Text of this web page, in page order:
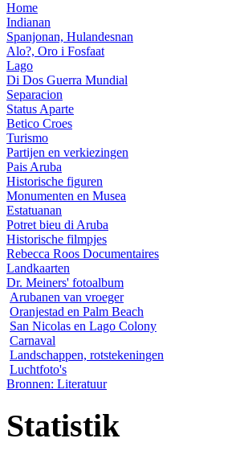
Home
Indianan
Spanjonan, Hulandesnan
Alo?, Oro i Fosfaat
Lago
Di Dos Guerra Mundial
Separacion
Status Aparte
Betico Croes
Turismo
Partijen en verkiezingen
Pais Aruba
Historische figuren
Monumenten en Musea
Estatuanan
Potret bieu di Aruba
Historische filmpjes
Rebecca Roos Documentaires
Landkaarten
Dr. Meiners' fotoalbum
Arubanen van vroeger
Oranjestad en Palm Beach
San Nicolas en Lago Colony
Carnaval
Landschappen, rotstekeningen
Luchtfoto's
Bronnen: Literatuur
Statistik